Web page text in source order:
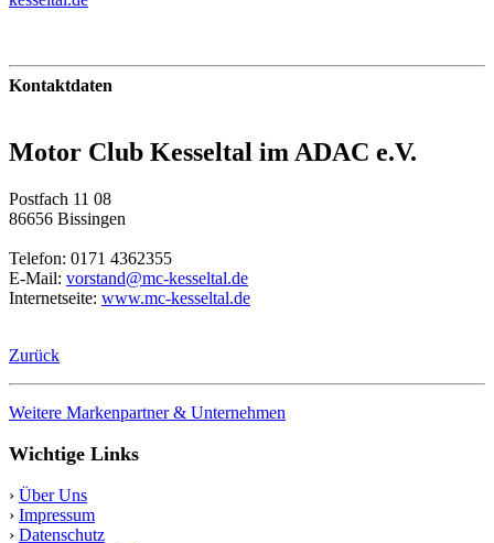
Kontaktdaten
Motor Club Kesseltal im ADAC e.V.
Postfach 11 08
86656 Bissingen
Telefon: 0171 4362355
E-Mail: vorstand@mc-kesseltal.de
Internetseite: www.mc-kesseltal.de
Zurück
Weitere Markenpartner & Unternehmen
Wichtige Links
› Über Uns
› Impressum
› Datenschutz